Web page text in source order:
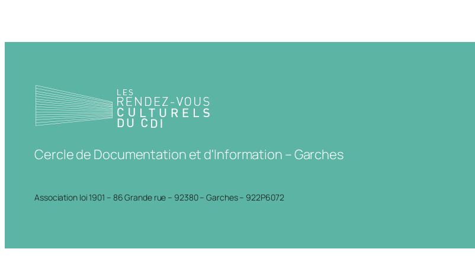
Cercle de Documentation et d'Information – Garches
Association loi 1901 – 86 Grande rue – 92380 – Garches – 922P6072